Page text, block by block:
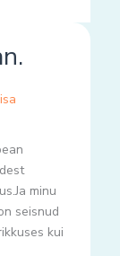
minu
seisnud
kui